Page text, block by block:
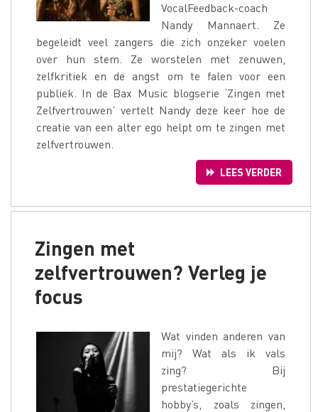
VocalFeedback-coach
Nandy Mannaert. Ze
begeleidt veel zangers die zich onzeker voelen
over hun stem. Ze worstelen met zenuwen,
zelfkritiek en de angst om te falen voor een
publiek. In de Bax Music blogserie ‘Zingen met
Zelfvertrouwen’ vertelt Nandy deze keer hoe de
creatie van een alter ego helpt om te zingen met
zelfvertrouwen.
LEES VERDER
Zingen met
zelfvertrouwen? Verleg je
focus
Wat vinden anderen van
mij? Wat als ik vals
zing? Bij
prestatiegerichte
hobby’s, zoals zingen,